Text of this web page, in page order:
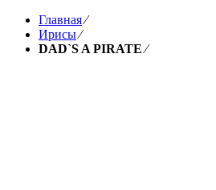
Главная⁄
Ирисы⁄
DAD`S A PIRATE⁄